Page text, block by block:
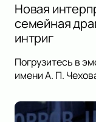
Новая
семейная
интриг
Погрузитесь в
имени А. П.